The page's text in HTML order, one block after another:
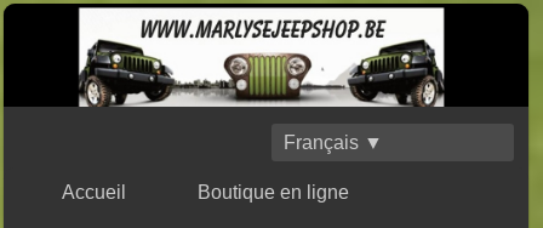
Français ▼
Accueil Boutique en ligne